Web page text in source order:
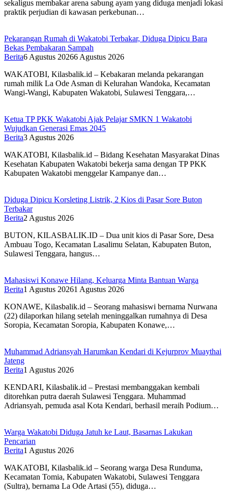
sekaligus membakar arena sabung ayam yang diduga menjadi lokasi
praktik perjudian di kawasan perkebunan…
Pekarangan Rumah di Wakatobi Terbakar, Diduga Dipicu Bara
Bekas Pembakaran Sampah
Berita6 Agustus 20266 Agustus 2026
WAKATOBI, Kilasbalik.id – Kebakaran melanda pekarangan
rumah milik La Ode Asman di Kelurahan Wandoka, Kecamatan
Wangi-Wangi, Kabupaten Wakatobi, Sulawesi Tenggara,…
Ketua TP PKK Wakatobi Ajak Pelajar SMKN 1 Wakatobi
Wujudkan Generasi Emas 2045
Berita3 Agustus 2026
WAKATOBI, Kilasbalik.id – Bidang Kesehatan Masyarakat Dinas
Kesehatan Kabupaten Wakatobi bekerja sama dengan TP PKK
Kabupaten Wakatobi menggelar Kampanye dan…
Diduga Dipicu Korsleting Listrik, 2 Kios di Pasar Sore Buton
Terbakar
Berita2 Agustus 2026
BUTON, KILASBALIK.ID – Dua unit kios di Pasar Sore, Desa
Ambuau Togo, Kecamatan Lasalimu Selatan, Kabupaten Buton,
Sulawesi Tenggara, hangus…
Mahasiswi Konawe Hilang, Keluarga Minta Bantuan Warga
Berita1 Agustus 20261 Agustus 2026
KONAWE, Kilasbalik.id – Seorang mahasiswi bernama Nurwana
(22) dilaporkan hilang setelah meninggalkan rumahnya di Desa
Soropia, Kecamatan Soropia, Kabupaten Konawe,…
Muhammad Adriansyah Harumkan Kendari di Kejurprov Muaythai
Jateng
Berita1 Agustus 2026
KENDARI, Kilasbalik.id – Prestasi membanggakan kembali
ditorehkan putra daerah Sulawesi Tenggara. Muhammad
Adriansyah, pemuda asal Kota Kendari, berhasil meraih Podium…
Warga Wakatobi Diduga Jatuh ke Laut, Basarnas Lakukan
Pencarian
Berita1 Agustus 2026
WAKATOBI, Kilasbalik.id – Seorang warga Desa Runduma,
Kecamatan Tomia, Kabupaten Wakatobi, Sulawesi Tenggara
(Sultra), bernama La Ode Artasi (55), diduga…